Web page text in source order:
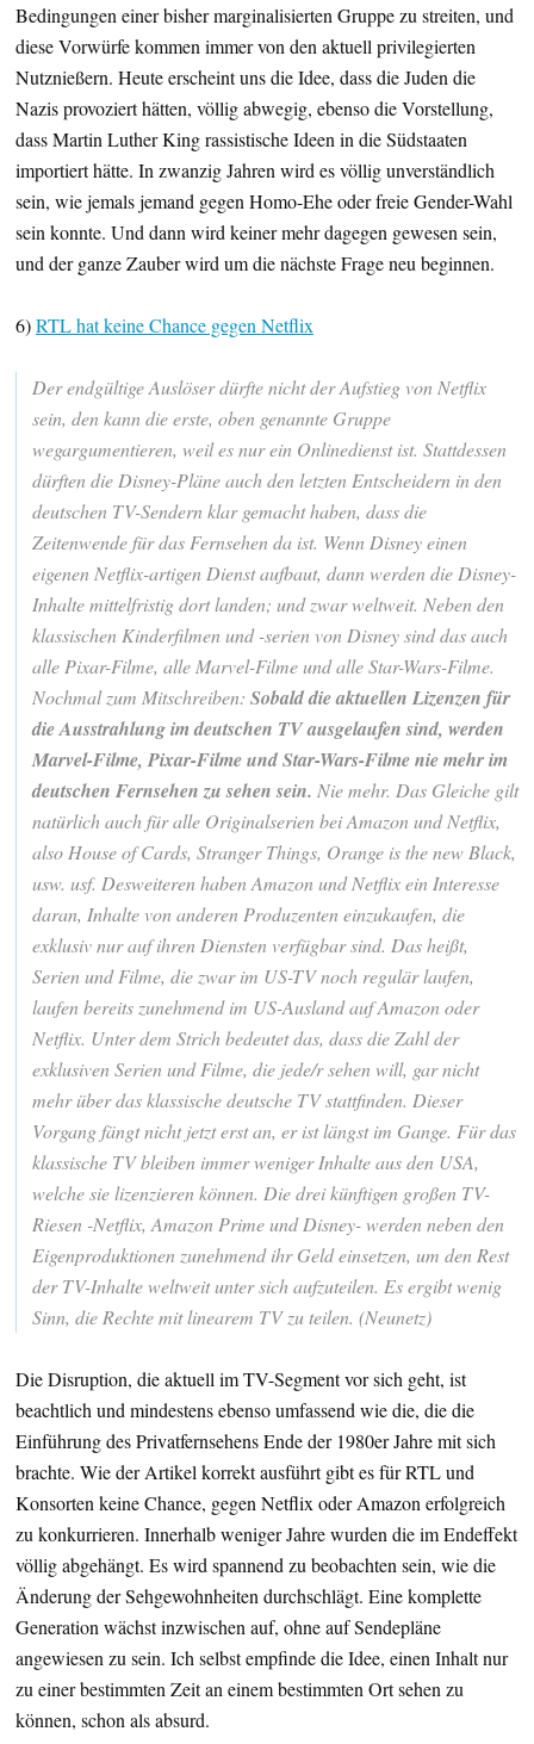
Bedingungen einer bisher marginalisierten Gruppe zu streiten, und
diese Vorwürfe kommen immer von den aktuell privilegierten
Nutznießern. Heute erscheint uns die Idee, dass die Juden die
Nazis provoziert hätten, völlig abwegig, ebenso die Vorstellung,
dass Martin Luther King rassistische Ideen in die Südstaaten
importiert hätte. In zwanzig Jahren wird es völlig unverständlich
sein, wie jemals jemand gegen Homo-Ehe oder freie Gender-Wahl
sein konnte. Und dann wird keiner mehr dagegen gewesen sein,
und der ganze Zauber wird um die nächste Frage neu beginnen.
6)RTL hat keine Chance gegen Netflix
Der endgültige Auslöser dürfte nicht der Aufstieg von Netflix
sein, den kann die erste, oben genannte Gruppe
wegargumentieren, weil es nur ein Onlinedienst ist. Stattdessen
dürften die Disney-Pläne auch den letzten Entscheidern in den
deutschen TV-Sendern klar gemacht haben, dass die
Zeitenwende für das Fernsehen da ist. Wenn Disney einen
eigenen Netflix-artigen Dienst aufbaut, dann werden die Disney-
Inhalte mittelfristig dort landen; und zwar weltweit. Neben den
klassischen Kinderfilmen und -serien von Disney sind das auch
alle Pixar-Filme, alle Marvel-Filme und alle Star-Wars-Filme.
Nochmal zum Mitschreiben: Sobald die aktuellen Lizenzen für
die Ausstrahlung im deutschen TV ausgelaufen sind, werden
Marvel-Filme, Pixar-Filme und Star-Wars-Filme nie mehr im
deutschen Fernsehen zu sehen sein. Nie mehr. Das Gleiche gilt
natürlich auch für alle Originalserien bei Amazon und Netflix,
also House of Cards, Stranger Things, Orange is the new Black,
usw. usf. Desweiteren haben Amazon und Netflix ein Interesse
daran, Inhalte von anderen Produzenten einzukaufen, die
exklusiv nur auf ihren Diensten verfügbar sind. Das heißt,
Serien und Filme, die zwar im US-TV noch regulär laufen,
laufen bereits zunehmend im US-Ausland auf Amazon oder
Netflix. Unter dem Strich bedeutet das, dass die Zahl der
exklusiven Serien und Filme, die jede/r sehen will, gar nicht
mehr über das klassische deutsche TV stattfinden. Dieser
Vorgang fängt nicht jetzt erst an, er ist längst im Gange. Für das
klassische TV bleiben immer weniger Inhalte aus den USA,
welche sie lizenzieren können. Die drei künftigen großen TV-
Riesen -Netflix, Amazon Prime und Disney- werden neben den
Eigenproduktionen zunehmend ihr Geld einsetzen, um den Rest
der TV-Inhalte weltweit unter sich aufzuteilen. Es ergibt wenig
Sinn, die Rechte mit linearem TV zu teilen. (Neunetz)
Die Disruption, die aktuell im TV-Segment vor sich geht, ist
beachtlich und mindestens ebenso umfassend wie die, die die
Einführung des Privatfernsehens Ende der 1980er Jahre mit sich
brachte. Wie der Artikel korrekt ausführt gibt es für RTL und
Konsorten keine Chance, gegen Netflix oder Amazon erfolgreich
zu konkurrieren. Innerhalb weniger Jahre wurden die im Endeffekt
völlig abgehängt. Es wird spannend zu beobachten sein, wie die
Änderung der Sehgewohnheiten durchschlägt. Eine komplette
Generation wächst inzwischen auf, ohne auf Sendepläne
angewiesen zu sein. Ich selbst empfinde die Idee, einen Inhalt nur
zu einer bestimmten Zeit an einem bestimmten Ort sehen zu
können, schon als absurd.